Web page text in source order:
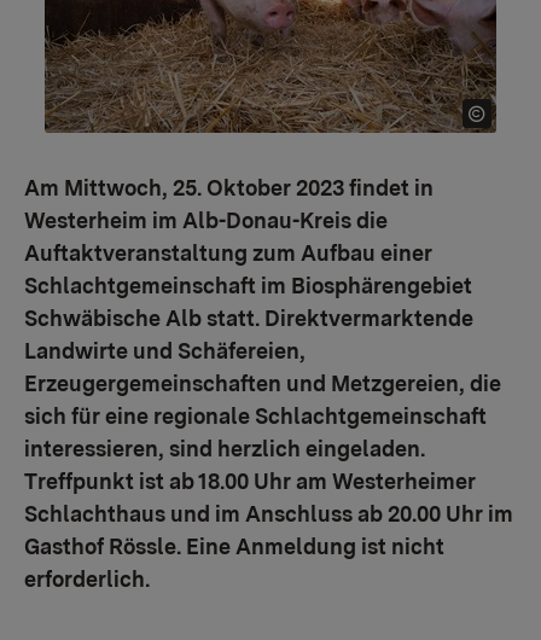
Am Mittwoch, 25. Oktober 2023 findet in
Westerheim im Alb-Donau-Kreis die
Auftaktveranstaltung zum Aufbau einer
Schlachtgemeinschaft im Biosphärengebiet
Schwäbische Alb statt. Direktvermarktende
Landwirte und Schäfereien,
Erzeugergemeinschaften und Metzgereien, die
sich für eine regionale Schlachtgemeinschaft
interessieren, sind herzlich eingeladen.
Treffpunkt ist ab 18.00 Uhr am Westerheimer
Schlachthaus und im Anschluss ab 20.00 Uhr im
Gasthof Rössle. Eine Anmeldung ist nicht
erforderlich.